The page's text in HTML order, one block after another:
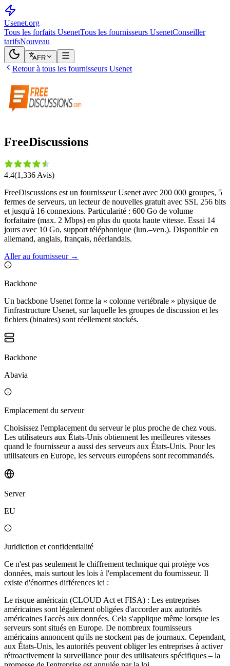
Usenet.org
Tous les forfaits UsenetTous les fournisseurs UsenetConseiller
tarifsNouveau
FR
Retour à tous les fournisseurs Usenet
FreeDiscussions
4.4(1,336 Avis)
FreeDiscussions est un fournisseur Usenet avec 200 000 groupes, 5
fermes de serveurs, un lecteur de nouvelles gratuit avec SSL 256 bits
et jusqu'à 16 connexions. Particularité : 600 Go de volume
forfaitaire (max. 2 Mbps) en plus du quota haute vitesse. Essai 14
jours avec 10 Go, support téléphonique (lun.–ven.). Disponible en
allemand, anglais, français, néerlandais.
Aller au fournisseur→
Backbone
Un backbone Usenet forme la « colonne vertébrale » physique de
l'infrastructure Usenet, sur laquelle les groupes de discussion et les
fichiers (binaires) sont réellement stockés.
Backbone
Abavia
Emplacement du serveur
Choisissez l'emplacement du serveur le plus proche de chez vous.
Les utilisateurs aux États-Unis obtiennent les meilleures vitesses
quand le fournisseur a aussi des serveurs aux États-Unis. Pour les
utilisateurs en Europe, les serveurs européens sont recommandés.
Server
EU
Juridiction et confidentialité
Ce n'est pas seulement le chiffrement technique qui protège vos
données, mais surtout les lois à l'emplacement du fournisseur. Il
existe d'énormes différences ici :
Le risque américain (CLOUD Act et FISA) : Les entreprises
américaines sont légalement obligées d'accorder aux autorités
américaines l'accès aux données. Cela s'applique même lorsque les
serveurs sont situés en Europe. De nombreux fournisseurs
américains annoncent qu'ils ne stockent pas de journaux. Cependant,
aux États-Unis, les autorités peuvent obliger les entreprises à activer
rétroactivement la surveillance pour des utilisateurs spécifiques – la